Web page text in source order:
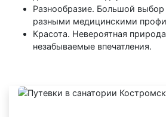
Разнообразие. Большой выбор
разными медицинскими
Красота. Невероятная
незабываемые впечатления.